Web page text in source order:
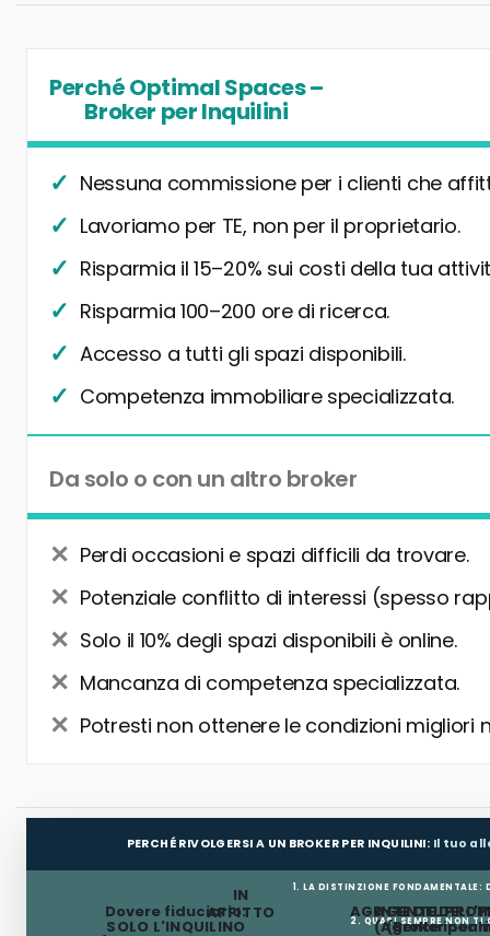
Perché Optimal Spaces –
Broker per Inquilini
Nessuna commissione per i clienti che
Lavoriamo per TE, non per il proprietario.
Risparmia il 15–20% sui costi della tua
Risparmia 100–200 ore di ricerca.
Accesso a tutti gli spazi disponibili.
Competenza immobiliare specializzata.
Da solo o con un altro broker
Perdi occasioni e spazi difficili da trovare.
Potenziale conflitto di interessi (spesso
Solo il 10% degli spazi disponibili è online.
Mancanza di competenza specializzata.
Potresti non ottenere le condizioni migliori
PERCHÉ RIVOLGERSI A UN BROKER PER INQUILINI: Il tuo
1. LA DISTINZIONE FONDAMENTALE:
AGENTE DEL
(Agente
IN
AFFITTO
AGENTE
(Broker per
Dovere fiduciario:
SOLO L'INQUILINO 2. QUASI SEMPRE NON TI